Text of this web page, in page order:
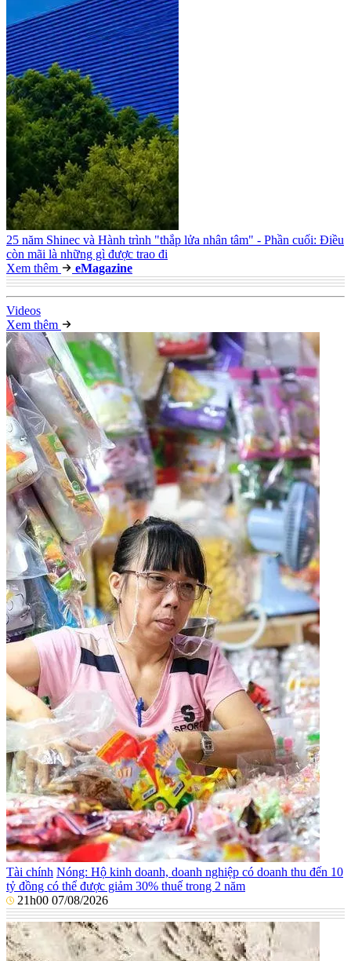
25 năm Shinec và Hành trình "thắp lửa nhân tâm" - Phần cuối: Điều
còn mãi là những gì được trao đi
Xem thêm
eMagazine
Videos
Xem thêm
Tài chính Nóng: Hộ kinh doanh, doanh nghiệp có doanh thu đến 10
tỷ đồng có thể được giảm 30% thuế trong 2 năm
21h00 07/08/2026